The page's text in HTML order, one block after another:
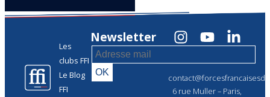
Les
clubs FFI
Le Blog
FFI
6 rue Muller – Paris,
Newsletter